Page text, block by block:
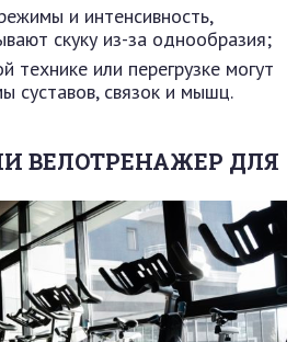
и интенсивность,
скуку из-за однообразия;
технике или перегрузке могут
суставов, связок и мышц.
ВЕЛОТРЕНАЖЕР ДЛЯ